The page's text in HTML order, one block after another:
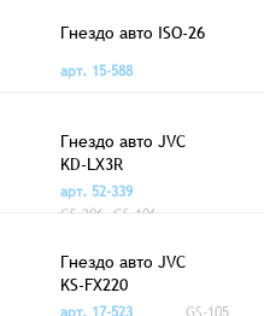
Гнездо авто ISO-26
арт. 15-588
Гнездо авто JVC
KD-LX3R
арт. 52-339
GS-206, GS-106
Гнездо авто JVC
KS-FX220